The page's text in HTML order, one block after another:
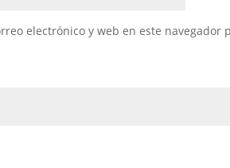
electrónico y web en este navegador